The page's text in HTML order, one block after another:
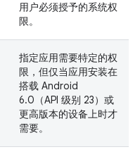
用户必须授予的系统权
限。
指定应用需要特定的权
限，但仅当应用安装在
搭载 Android
6.0（API 级别 23）或
更高版本的设备上时才
需要。